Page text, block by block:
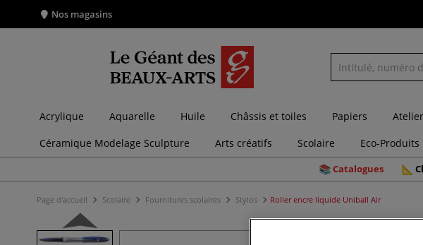
Nos magasins
Acrylique Aquarelle Huile Châssis et toiles Papiers Atelier
Céramique Modelage Sculpture
Arts créatifs Scolaire Eco-Produits
Catalogues
Page d'accueil Scolaire Fournitures scolaires Stylos Roller encre liquide Uniball Air